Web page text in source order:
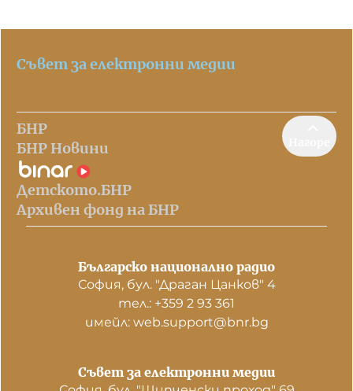
Съвет за електронни медии
БНР
БНР Новини
Детското.БНР
Архивен фонд на БНР
Българско национално радио
София, бул. "Драган Цанков" 4
тел.: +359 2 93 361
имейл: web.support@bnr.bg
Съвет за електронни медии